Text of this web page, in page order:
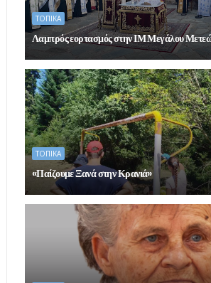
ΤΟΠΙΚΑ
Λαμπρός εορτασμός στην ΙΜ Μεγάλου
ΤΟΠΙΚΑ
«Παίζουμε Ξανά στην Κρανιά»